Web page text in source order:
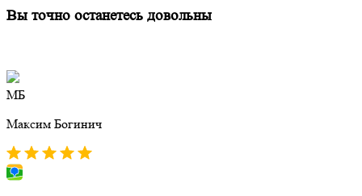
Вы точно останетесь довольны
МБ
Максим Богинич